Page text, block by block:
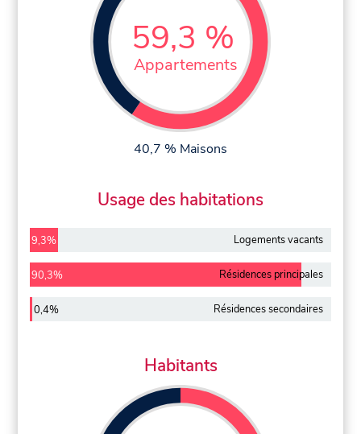
59,3 %
Appartements
40,7 % Maisons
Usage des habitations
9,3% Logements vacants
90,3% Résidences principales
0,4% Résidences secondaires
Habitants